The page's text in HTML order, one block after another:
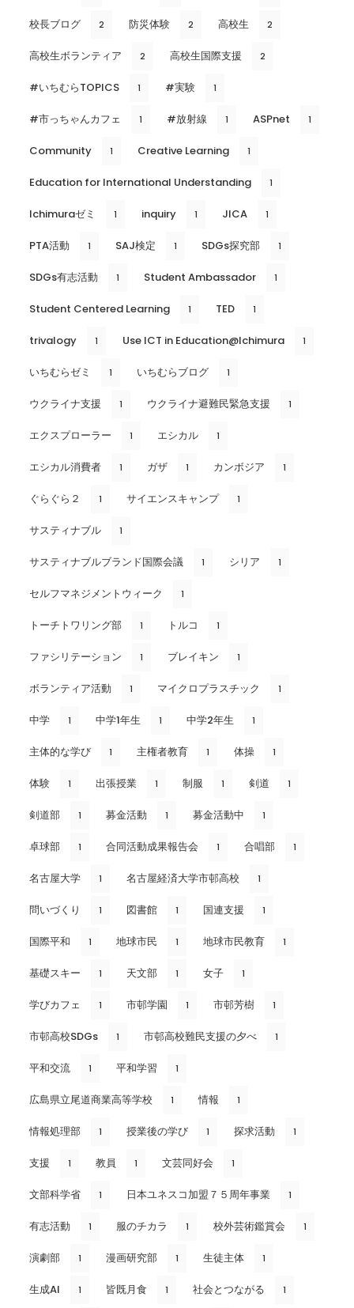
校長ブログ 2 防災体験 2 高校生 2
高校生ボランティア 2 高校生国際支援 2
#いちむらTOPICS 1 #実験 1
#市っちゃんカフェ 1 #放射線 1 ASPnet 1
Community 1 Creative Learning 1
Education for International Understanding 1
Ichimuraゼミ 1 inquiry 1 JICA 1
PTA活動 1 SAJ検定 1 SDGs探究部 1
SDGs有志活動 1 Student Ambassador 1
Student Centered Learning 1 TED 1
trivalogy 1 Use ICT in Education@Ichimura 1
いちむらゼミ 1 いちむらブログ 1
ウクライナ支援 1 ウクライナ避難民緊急支援 1
エクスプローラー 1 エシカル 1
エシカル消費者 1 ガザ 1 カンボジア 1
ぐらぐら２ 1 サイエンスキャンプ 1
サスティナブル 1
サスティナブルブランド国際会議 1 シリア 1
セルフマネジメントウィーク 1
トーチトワリング部 1 トルコ 1
ファシリテーション 1 ブレイキン 1
ボランティア活動 1 マイクロプラスチック 1
中学 1 中学1年生 1 中学2年生 1
主体的な学び 1 主権者教育 1 体操 1
体験 1 出張授業 1 制服 1 剣道 1
剣道部 1 募金活動 1 募金活動中 1
卓球部 1 合同活動成果報告会 1 合唱部 1
名古屋大学 1 名古屋経済大学市邨高校 1
問いづくり 1 図書館 1 国連支援 1
国際平和 1 地球市民 1 地球市民教育 1
基礎スキー 1 天文部 1 女子 1
学びカフェ 1 市邨学園 1 市邨芳樹 1
市邨高校SDGs 1 市邨高校難民支援の夕べ 1
平和交流 1 平和学習 1
広島県立尾道商業高等学校 1 情報 1
情報処理部 1 授業後の学び 1 探求活動 1
支援 1 教員 1 文芸同好会 1
文部科学省 1 日本ユネスコ加盟７５周年事業 1
有志活動 1 服のチカラ 1 校外芸術鑑賞会 1
演劇部 1 漫画研究部 1 生徒主体 1
生成AI 1 皆既月食 1 社会とつながる 1